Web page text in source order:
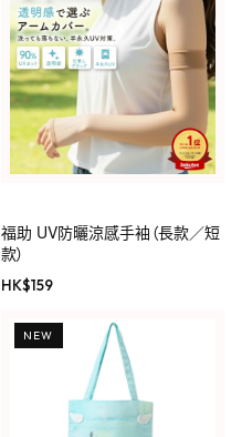
福助 UV防曬涼感手袖（長款／短
款）
HK$159
NEW